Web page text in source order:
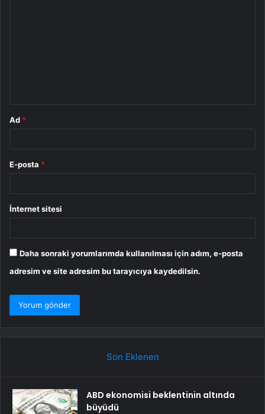
Ad *
E-posta *
İnternet sitesi
Daha sonraki yorumlarımda kullanılması için adım, e-posta
adresim ve site adresim bu tarayıcıya kaydedilsin.
Son Eklenen
ABD ekonomisi beklentinin altında
büyüdü